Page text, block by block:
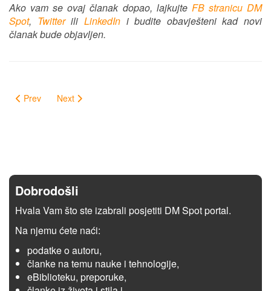
Ako vam se ovaj članak dopao, lajkujte FB stranicu DM
Spot, Twitterili LinkedIni budite obavješteni kad novi
članak bude objavljen.
Prev Next
Dobrodošli
Hvala Vam što ste izabrali posjetiti DM Spot portal.
Na njemu ćete naći:
podatke o autoru,
članke na temu nauke i tehnologije,
eBiblioteku, preporuke,